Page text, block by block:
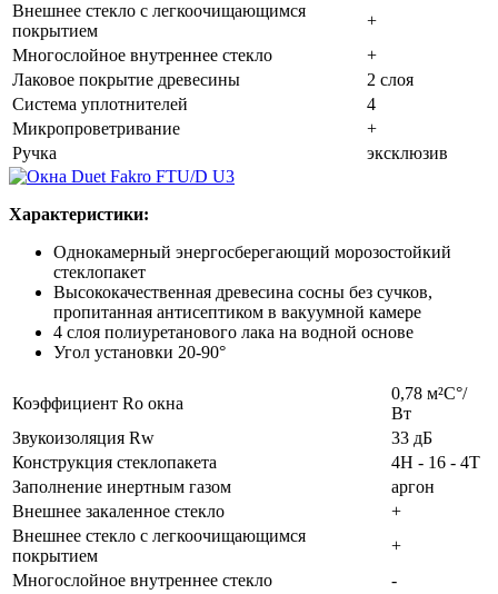
Внешнее стекло с легкоочищающимся
покрытием
+
Многослойное внутреннее стекло
+
Лаковое покрытие древесины
2 слоя
Система уплотнителей
4
Микропроветривание
+
Ручка
эксклюзив
Характеристики:
Однокамерный энергосберегающий морозостойкий
стеклопакет
Высококачественная древесина сосны без сучков,
пропитанная антисептиком в вакуумной камере
4 слоя полиуретанового лака на водной основе
Угол установки 20-90°
Коэффициент Rо окна
0,78 м²С°/
Вт
Звукоизоляция Rw
33 дБ
Конструкция стеклопакета
4H - 16 - 4T
Заполнение инертным газом
аргон
Внешнее закаленное стекло
+
Внешнее стекло с легкоочищающимся
покрытием
+
Многослойное внутреннее стекло
-